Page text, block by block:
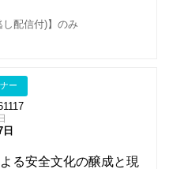
配信付)】のみ
ー
る安全文化の醸成と現